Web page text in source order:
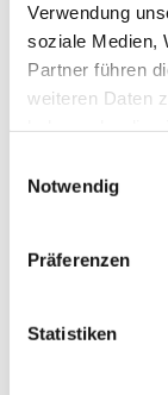
Verwendung
soziale Medien,
Partner führen
weiteren Daten
Notwendig
Präferenzen
Statistiken